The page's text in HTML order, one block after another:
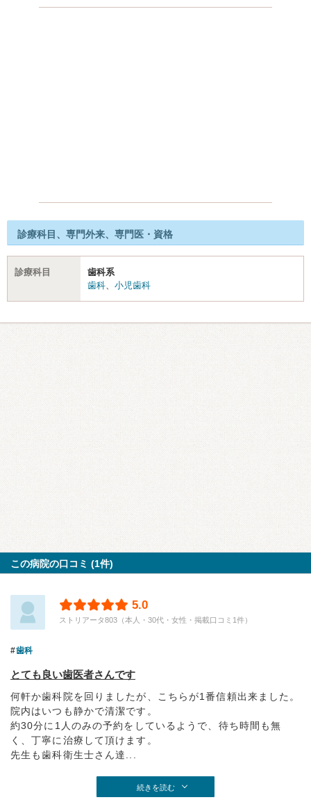
診療科目、専門外来、専門医・資格
診療科目
歯科系
歯科
小児歯科
この病院の口コミ (1件)
5.0
ストリアータ803（本人・30代・女性・掲載口コミ1件）
歯科
とても良い歯医者さんです
何軒か歯科院を回りましたが、こちらが1番信頼出来ました。
院内はいつも静かで清潔です。
約30分に1人のみの予約をしているようで、待ち時間も無
く、丁寧に治療して頂けます。
先生も歯科衛生士さん達...
続きを読む